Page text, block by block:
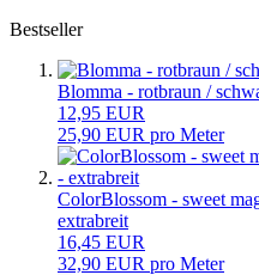
Bestseller
Blomma - rotbraun /
12,95 EUR
25,90 EUR pro Meter
ColorBlossom - sweet
extrabreit
16,45 EUR
32,90 EUR pro Meter